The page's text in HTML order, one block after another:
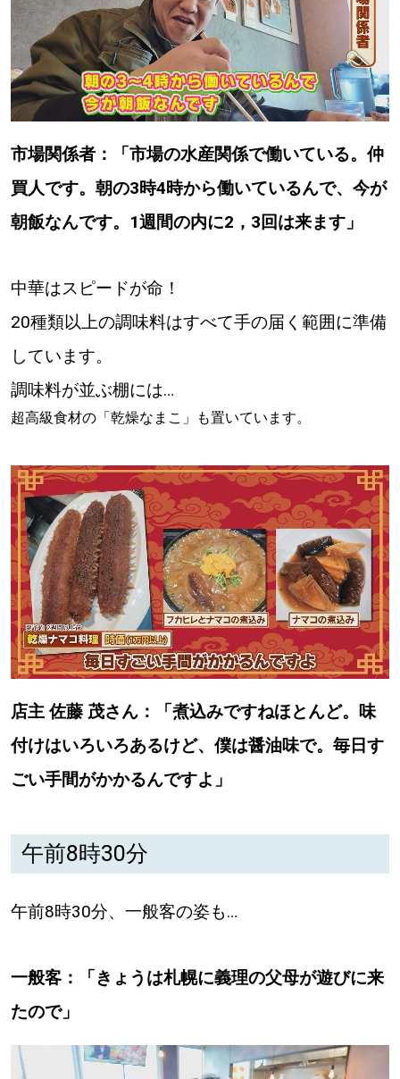
情報提供・お問い合わせ 利用規約
プライバシーポリシー
閉じる
市場関係者：「市場の水産関係で働いている。仲
買人です。朝の3時4時から働いているんで、今が
朝飯なんです。1週間の内に2，3回は来ます」
中華はスピードが命！
20種類以上の調味料はすべて手の届く範囲に準備
しています。
調味料が並ぶ棚には…
超高級食材の「乾燥なまこ」も置いています。
店主 佐藤 茂さん：「煮込みですねほとんど。味
付けはいろいろあるけど、僕は醤油味で。毎日す
ごい手間がかかるんですよ」
午前8時30分
午前8時30分、一般客の姿も…
一般客：「きょうは札幌に義理の父母が遊びに来
たので」